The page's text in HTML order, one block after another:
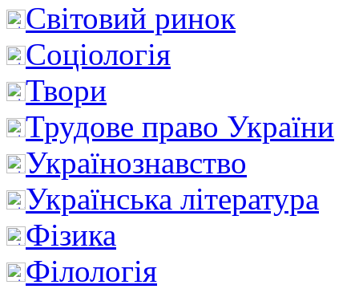
Світовий ринок
Соціологія
Твори
Трудове право України
Українознавство
Українська література
Фізика
Філологія